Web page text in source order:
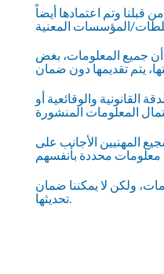
قبلنا وتم اعتمادها أيضاً
أن جميع المعلومات، بغض
القانونية والوقائعية أو
المهنيين الأجانب على
ولكن لا يمكننا ضمان